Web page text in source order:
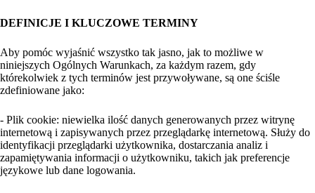
DEFINICJE I KLUCZOWE TERMINY
Aby pomóc wyjaśnić wszystko tak jasno, jak to możliwe w
niniejszych Ogólnych Warunkach, za każdym razem, gdy
którekolwiek z tych terminów jest przywoływane, są one ściśle
zdefiniowane jako:
- Plik cookie: niewielka ilość danych generowanych przez witrynę
internetową i zapisywanych przez przeglądarkę internetową. Służy do
identyfikacji przeglądarki użytkownika, dostarczania analiz i
zapamiętywania informacji o użytkowniku, takich jak preferencje
językowe lub dane logowania.